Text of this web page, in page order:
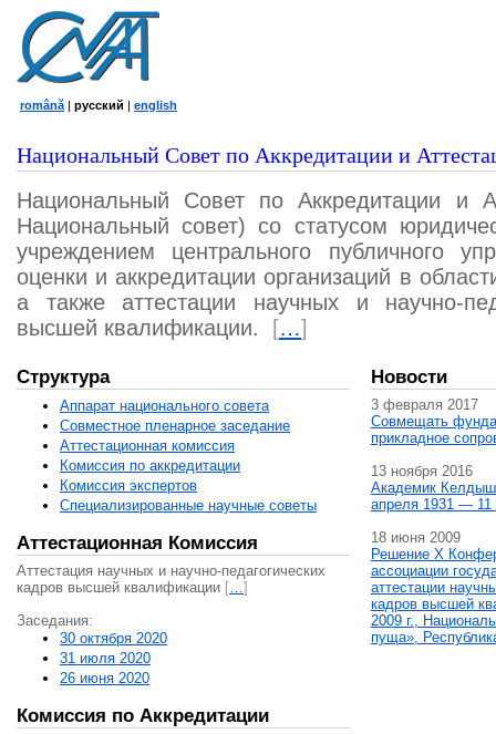
română | русский | english
Национальный Совет по Аккредитации и
Национальный Совет по Аккредитации и
Национальный совет) со статусом
учреждением центрального публичного
оценки и аккредитации организаций в
а также аттестации научных и научно-
высшей квалификации.
[…]
Структура
Аппарат национального совета
Совместное пленарное заседание
Аттестационная комисcия
Комиссия по аккредитации
Комиссия экспертов
Специализированные научные советы
Аттестационная Комиссия
Аттестация научных и научно-педагогических
кадров высшей квалификации […]
Заседания:
30 октября 2020
31 июля 2020
26 июня 2020
Комиссия по Аккредитации
Новости
3 февраля 2017
Совмещать
прикладное
13 ноября 2016
Академик
апреля 1931 — 11
18 июня 2009
Решение X
ассоциации
аттестации
кадров высшей
2009 г.,
пуща»,